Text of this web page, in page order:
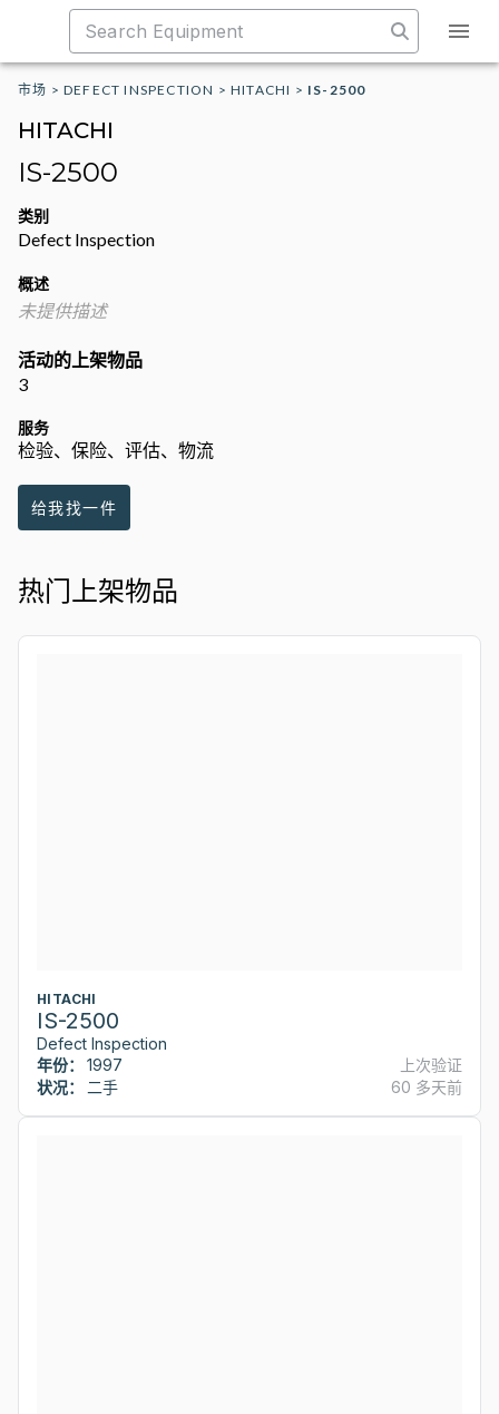
市场 >DEFECT INSPECTION >HITACHI > IS-2500
HITACHI
IS-2500
类别
Defect Inspection
概述
未提供描述
活动的上架物品
3
服务
检验、保险、评估、物流
给我找一件
热门上架物品
HITACHI
IS-2500
Defect Inspection
年份：
1997
状况：
二手
上次验证
60 多天前